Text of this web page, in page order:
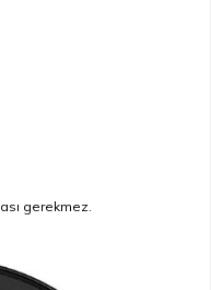
gerekmez.